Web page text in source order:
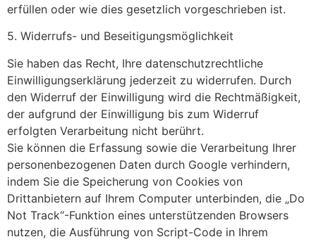
erfüllen oder wie dies gesetzlich vorgeschrieben ist.
5. Widerrufs- und Beseitigungsmöglichkeit
Sie haben das Recht, Ihre datenschutzrechtliche
Einwilligungserklärung jederzeit zu widerrufen. Durch
den Widerruf der Einwilligung wird die Rechtmäßigkeit,
der aufgrund der Einwilligung bis zum Widerruf
erfolgten Verarbeitung nicht berührt.
Sie können die Erfassung sowie die Verarbeitung Ihrer
personenbezogenen Daten durch Google verhindern,
indem Sie die Speicherung von Cookies von
Drittanbietern auf Ihrem Computer unterbinden, die „Do
Not Track“-Funktion eines unterstützenden Browsers
nutzen, die Ausführung von Script-Code in Ihrem